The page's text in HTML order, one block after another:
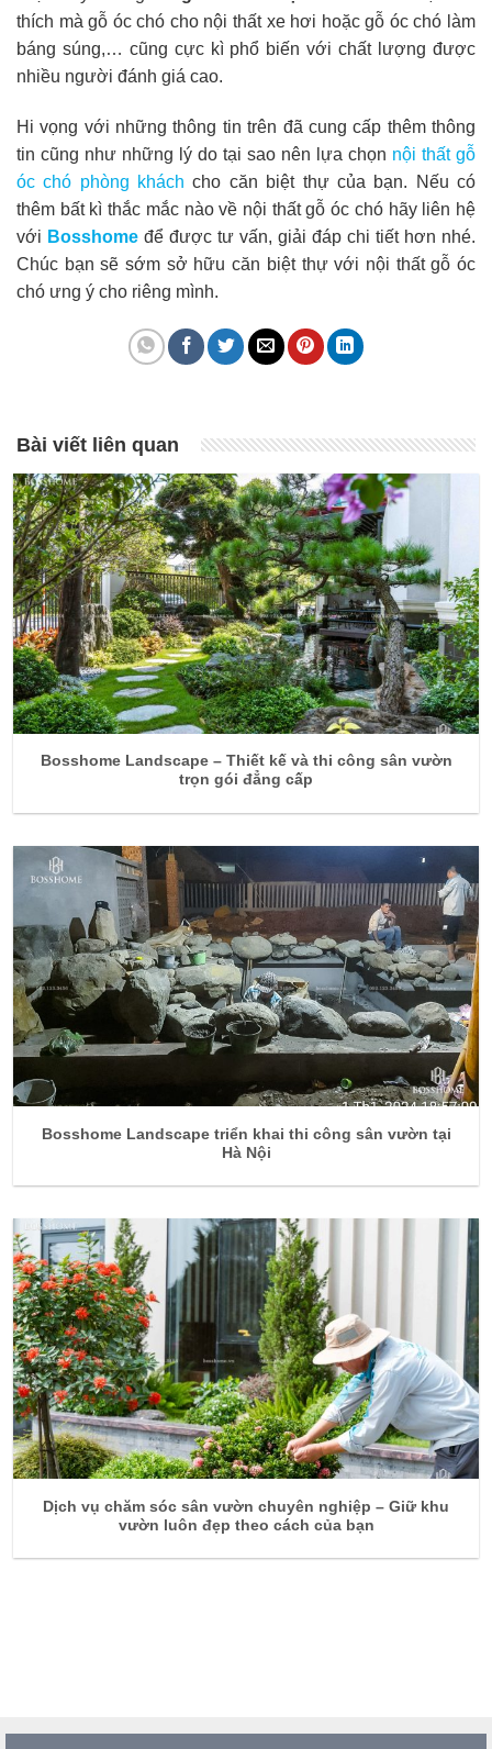
thích mà gỗ óc chó cho nội thất xe hơi hoặc gỗ óc chó làm
báng súng,… cũng cực kì phổ biến với chất lượng được
nhiều người đánh giá cao.
Hi vọng với những thông tin trên đã cung cấp thêm thông
tin cũng như những lý do tại sao nên lựa chọn nội thất gỗ
óc chó phòng khách cho căn biệt thự của bạn. Nếu có
thêm bất kì thắc mắc nào về nội thất gỗ óc chó hãy liên hệ
với Bosshome để được tư vấn, giải đáp chi tiết hơn nhé.
Chúc bạn sẽ sớm sở hữu căn biệt thự với nội thất gỗ óc
chó ưng ý cho riêng mình.
Bài viết liên quan
Bosshome Landscape – Thiết kế và thi công sân vườn
trọn gói đẳng cấp
Bosshome Landscape triển khai thi công sân vườn tại
Hà Nội
Dịch vụ chăm sóc sân vườn chuyên nghiệp – Giữ khu
vườn luôn đẹp theo cách của bạn